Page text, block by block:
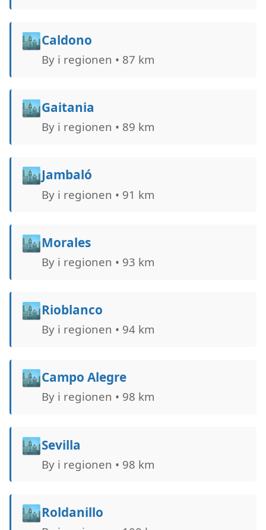
🏙️Caldono
By i regionen • 87 km
🏙️Gaitania
By i regionen • 89 km
🏙️Jambaló
By i regionen • 91 km
🏙️Morales
By i regionen • 93 km
🏙️Rioblanco
By i regionen • 94 km
🏙️Campo Alegre
By i regionen • 98 km
🏙️Sevilla
By i regionen • 98 km
🏙️Roldanillo